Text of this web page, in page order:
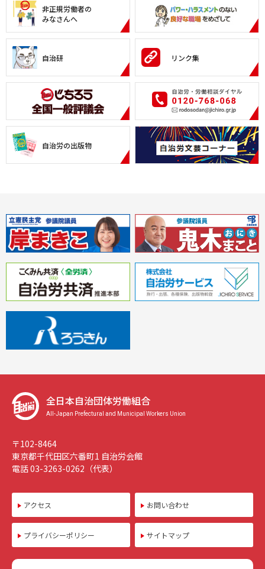
非正規労働者の
みなさんへ
自治研 リンク集
自治労の出版物
全日本自治団体労働組合
All-Japan Prefectural and Municipal Workers Union
〒102-8464
東京都千代田区六番町1 自治労会館
電話 03-3263-0262（代表）
アクセス お問い合わせ
プライバシーポリシー サイトマップ